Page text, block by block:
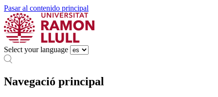
Pasar al contenido principal
Select your language
Navegació principal